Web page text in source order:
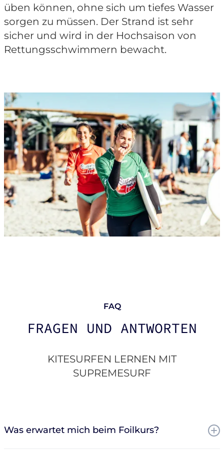
üben können, ohne sich um tiefes Wasser
sorgen zu müssen. Der Strand ist sehr
sicher und wird in der Hochsaison von
Rettungsschwimmern bewacht.
FAQ
FRAGEN UND ANTWORTEN
KITESURFEN LERNEN MIT
SUPREMESURF
Was erwartet mich beim Foilkurs?